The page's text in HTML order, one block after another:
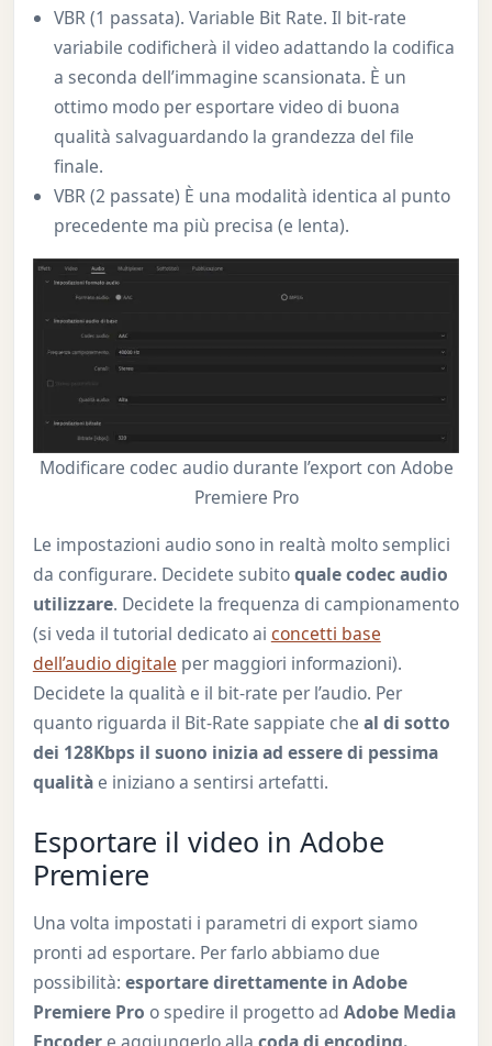
VBR (1 passata). Variable Bit Rate. Il bit-rate
variabile codificherà il video adattando la codifica
a seconda dell’immagine scansionata. È un
ottimo modo per esportare video di buona
qualità salvaguardando la grandezza del file
finale.
VBR (2 passate) È una modalità identica al punto
precedente ma più precisa (e lenta).
Modificare codec audio durante l’export con Adobe
Premiere Pro
Le impostazioni audio sono in realtà molto semplici
da configurare. Decidete subitoquale codec audio
utilizzare. Decidete la frequenza di campionamento
(si veda il tutorial dedicato ai concetti base
dell’audio digitale per maggiori informazioni).
Decidete la qualità e il bit-rate per l’audio. Per
quanto riguarda il Bit-Rate sappiate che al di sotto
dei 128Kbps il suono inizia ad essere di pessima
qualitàe iniziano a sentirsi artefatti.
Esportare il video in Adobe
Premiere
Una volta impostati i parametri di export siamo
pronti ad esportare. Per farlo abbiamo due
possibilità: esportare direttamente in Adobe
Premiere Pro o spedire il progetto ad Adobe Media